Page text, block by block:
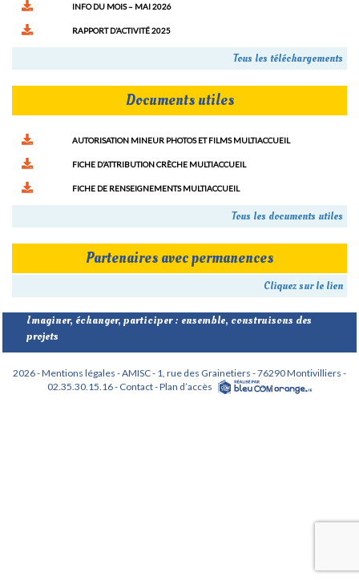
INFO DU MOIS – MAI 2026
RAPPORT D’ACTIVITÉ 2025
Tous les téléchargements
Documents utiles
AUTORISATION MINEUR PHOTOS ET FILMS MULTIACCUEIL
FICHE D’ATTRIBUTION CRÈCHE MULTIACCUEIL
FICHE DE RENSEIGNEMENTS MULTIACCUEIL
Tous les documents utiles
Partenaires avec permanences
Cliquez sur le lien
Imaginer, échanger, participer : ensemble, construisons des
projets
2026 - Mentions légales -AMISC - 1, rue des Grainetiers - 76290 Montivilliers -
02.35.30.15.16 - Contact -Plan d’accès